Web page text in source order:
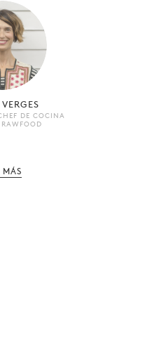
DE COCINA
MÁS